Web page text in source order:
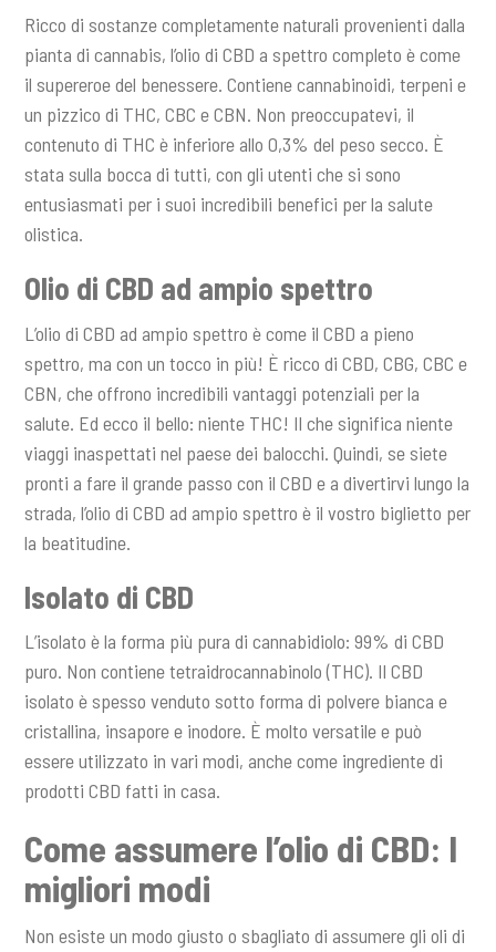
Ricco di sostanze completamente naturali provenienti dalla
pianta di cannabis, l’olio di CBD a spettro completo è come
il supereroe del benessere. Contiene cannabinoidi, terpeni e
un pizzico di THC, CBC e CBN. Non preoccupatevi, il
contenuto di THC è inferiore allo 0,3% del peso secco. È
stata sulla bocca di tutti, con gli utenti che si sono
entusiasmati per i suoi incredibili benefici per la salute
olistica.
Olio di CBD ad ampio spettro
L’olio di CBD ad ampio spettro è come il CBD a pieno
spettro, ma con un tocco in più! È ricco di CBD, CBG, CBC e
CBN, che offrono incredibili vantaggi potenziali per la
salute. Ed ecco il bello: niente THC! Il che significa niente
viaggi inaspettati nel paese dei balocchi. Quindi, se siete
pronti a fare il grande passo con il CBD e a divertirvi lungo la
strada, l’olio di CBD ad ampio spettro è il vostro biglietto per
la beatitudine.
Isolato di CBD
L’isolato è la forma più pura di cannabidiolo: 99% di CBD
puro. Non contiene tetraidrocannabinolo (THC). Il CBD
isolato è spesso venduto sotto forma di polvere bianca e
cristallina, insapore e inodore. È molto versatile e può
essere utilizzato in vari modi, anche come ingrediente di
prodotti CBD fatti in casa.
Come assumere l’olio di CBD: I
migliori modi
Non esiste un modo giusto o sbagliato di assumere gli oli di